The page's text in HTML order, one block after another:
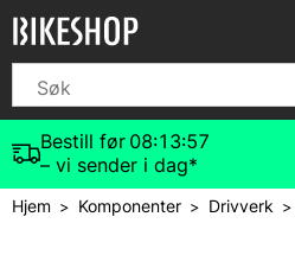
Bestill før 08:13:57
– vi sender i dag*
Hjem> Komponenter> Drivverk>